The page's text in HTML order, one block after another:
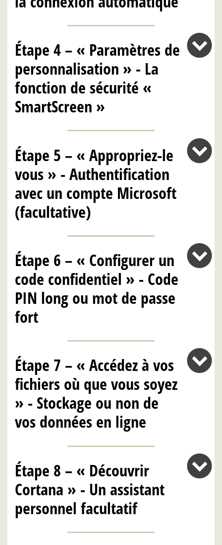
Étape 4 – « Paramètres de
personnalisation » - La
fonction de sécurité «
SmartScreen »
Étape 5 – « Appropriez-le
vous » - Authentification
avec un compte Microsoft
(facultative)
Étape 6 – « Configurer un
code confidentiel » - Code
PIN long ou mot de passe
fort
Étape 7 – « Accédez à vos
fichiers où que vous soyez
» - Stockage ou non de
vos données en ligne
Étape 8 – « Découvrir
Cortana » - Un assistant
personnel facultatif